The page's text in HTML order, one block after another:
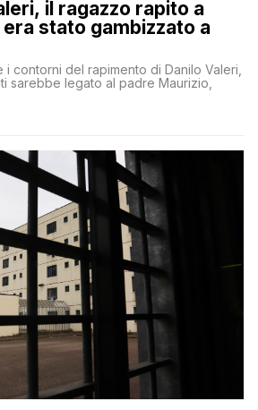
il ragazzo rapito a
era stato gambizzato a
i contorni del rapimento di Danilo Valeri,
sarebbe legato al padre Maurizio,